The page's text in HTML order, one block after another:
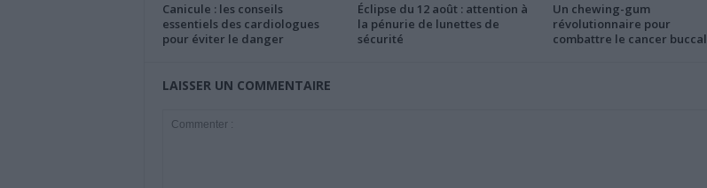
Canicule : les conseils
essentiels des cardiologues
pour éviter le danger
Éclipse du 12 août : attention à
la pénurie de lunettes de
sécurité
Un chewing-gum
révolutionnaire pour
combattre le cancer buccal
LAISSER UN COMMENTAIRE